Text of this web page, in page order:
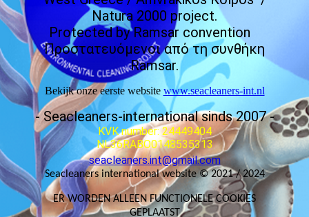
Natura 2000 project.
Protected by Ramsar convention
Προστατευόμενοι από τη συνθήκη
Ramsar.
Bekijk onze eerste website www.seacleaners-int.nl
- Seacleaners-international sinds 2007 -
KVK number: 24449404
NL36RABO0148535313
seacleaners.int@gmail.com
Seacleaners international website © 2021 / 2024
ER WORDEN ALLEEN FUNCTIONELE COOKIES
GEPLAATST